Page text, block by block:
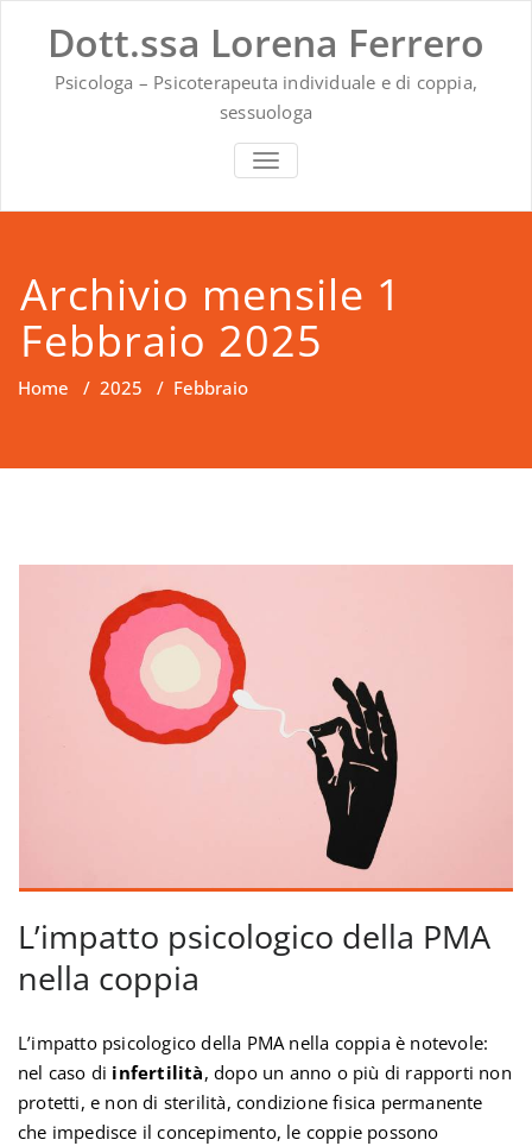
contenutoDott.ssa Lorena Ferrero
Psicologa – Psicoterapeuta individuale e di coppia,
sessuologa
MOSTRA O NASCONDI LA
Archivio mensile 1
Febbraio 2025
Home / 2025 / Febbraio
L’impatto psicologico della PMA
nella coppia
L’impatto psicologico della PMA nella coppia è notevole:
nel caso di infertilità, dopo un anno o più di rapporti non
protetti, e non di sterilità, condizione fisica permanente
che impedisce il concepimento, le coppie possono